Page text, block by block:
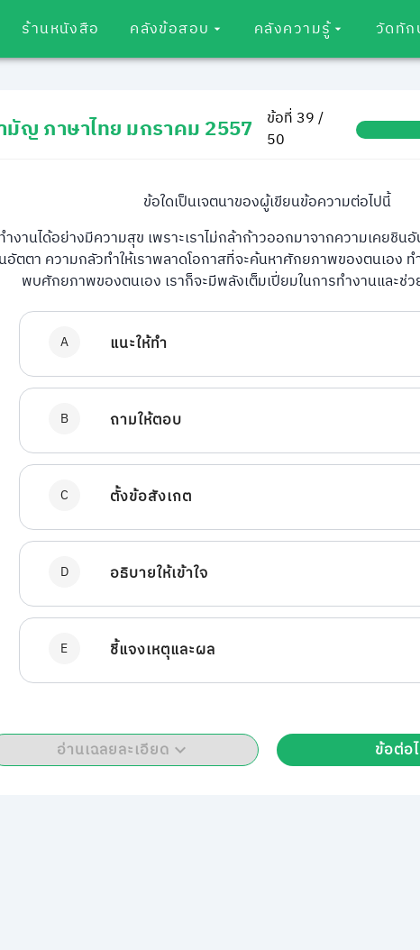
ร้านหนังสือ คลังข้อสอบ คลังความรู้ วัดทัก
มัญ ภาษาไทย มกราคม 2557
ข้อที่ 39 /
50
ข้อใดเป็นเจตนาของผู้เขียนข้อความต่อไปนี้
ำงานได้อย่างมีความสุข เพราะเราไม่กล้าก้าวออกมาจากความเคยชิน
อัตตา ความกลัวทำให้เราพลาดโอกาสที่จะค้นหาศักยภาพของตนเอง ท
พบศักยภาพของตนเอง เราก็จะมีพลังเต็มเปี่ยมในการทำงานและช่
A แนะให้ทำ
B ถามให้ตอบ
C ตั้งข้อสังเกต
D อธิบายให้เข้าใจ
E ชี้แจงเหตุและผล
อ่านเฉลยละเอียด ข้อต่อ